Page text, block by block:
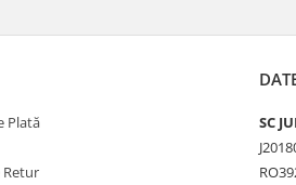
Plată
Retur
SC